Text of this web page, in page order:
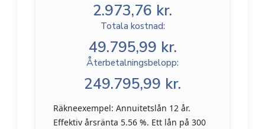
2.973,76 kr.
Totala kostnad:
49.795,99 kr.
Återbetalningsbelopp:
249.795,99 kr.
Räkneexempel: Annuitetslån 12 år.
Effektiv årsränta 5.56 %. Ett lån på 300